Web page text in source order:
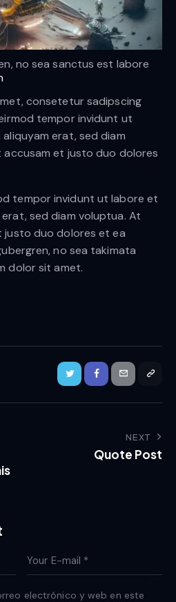
no sea sanctus est labore
consetetur sadipscing
tempor invidunt ut
erat, sed diam
et justo duo dolores
tempor invidunt ut labore et
sed diam voluptua. At
justo duo dolores et ea
no sea takimata
dolor sit amet.
NEXT
Quote Post
electrónico y web en este